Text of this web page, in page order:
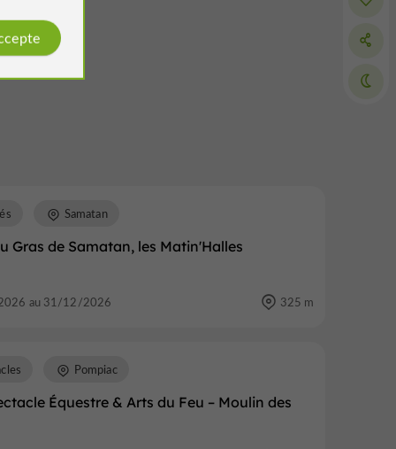
Gras de Samatan, les Matin'Halles
Samatan
au 31/12/2026 325 m
Équestre & Arts du Feu – Moulin des
Pompiac